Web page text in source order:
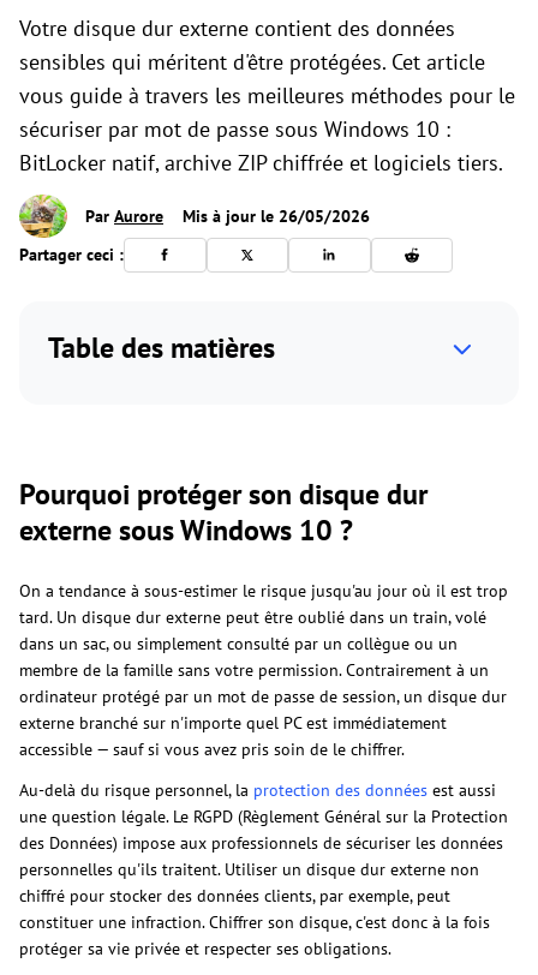
Votre disque dur externe contient des données
sensibles qui méritent d'être protégées. Cet article
vous guide à travers les meilleures méthodes pour le
sécuriser par mot de passe sous Windows 10 :
BitLocker natif, archive ZIP chiffrée et logiciels tiers.
Par Aurore
Mis à jour le 26/05/2026
Partager ceci :
Table des matières
Pourquoi protéger son disque dur
externe sous Windows 10 ?
On a tendance à sous-estimer le risque jusqu'au jour où il est trop
tard. Un disque dur externe peut être oublié dans un train, volé
dans un sac, ou simplement consulté par un collègue ou un
membre de la famille sans votre permission. Contrairement à un
ordinateur protégé par un mot de passe de session, un disque dur
externe branché sur n'importe quel PC est immédiatement
accessible — sauf si vous avez pris soin de le chiffrer.
Au-delà du risque personnel, la protection des données est aussi
une question légale. Le RGPD (Règlement Général sur la Protection
des Données) impose aux professionnels de sécuriser les données
personnelles qu'ils traitent. Utiliser un disque dur externe non
chiffré pour stocker des données clients, par exemple, peut
constituer une infraction. Chiffrer son disque, c'est donc à la fois
protéger sa vie privée et respecter ses obligations.